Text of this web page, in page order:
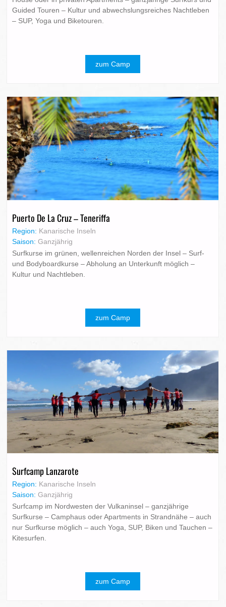
Guided Touren – Kultur und abwechslungsreiches Nachtleben
– SUP, Yoga und Biketouren.
zum Camp
Puerto De La Cruz – Teneriffa
Region: Kanarische Inseln
Saison: Ganzjährig
Surfkurse im grünen, wellenreichen Norden der Insel – Surf-
und Bodyboardkurse – Abholung an Unterkunft möglich –
Kultur und Nachtleben.
zum Camp
Surfcamp Lanzarote
Region: Kanarische Inseln
Saison: Ganzjährig
Surfcamp im Nordwesten der Vulkaninsel – ganzjährige
Surfkurse – Camphaus oder Apartments in Strandnähe – auch
nur Surfkurse möglich – auch Yoga, SUP, Biken und Tauchen –
Kitesurfen.
zum Camp